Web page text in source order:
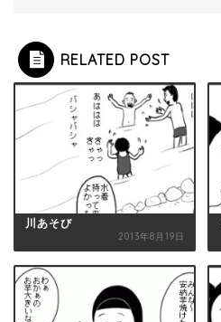
RELATED POST
川あそび
2013年8月19日